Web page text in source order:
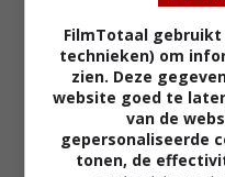
NETFLIX
3
Netflix
vergeten
NETFLIX
Deze
FilmTotaal
technieken) om
zien. Deze
website goed te
van de
gepersonaliseerde
tonen, de